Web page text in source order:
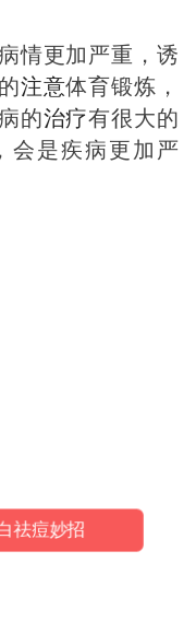
情更加严重，诱
注意体育锻炼，
的治疗有很大的
会是疾病更加严
祛痘妙招